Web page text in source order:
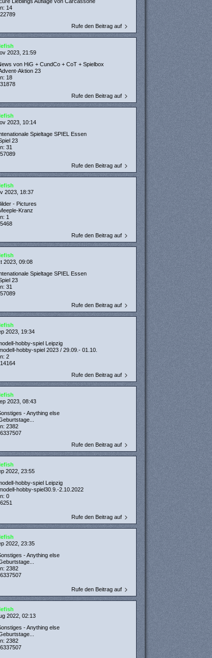
Eure Lieblings Auflage von Carcassone
14
22789
Rufe den Beitrag auf
2023, 21:59
von HiG + CundCo + CoT + Spielbox
Aktion 23
18
31878
Rufe den Beitrag auf
2023, 10:14
Spieltage SPIEL Essen
23
31
57089
Rufe den Beitrag auf
2023, 18:37
- Pictures
Kranz
1
5468
Rufe den Beitrag auf
2023, 09:08
Spieltage SPIEL Essen
23
31
57089
Rufe den Beitrag auf
2023, 19:34
hobby-spiel Leipzig
hobby-spiel 2023 / 29.09.- 01.10.
2
14164
Rufe den Beitrag auf
2023, 08:43
- Anything else
2382
6337507
Rufe den Beitrag auf
2022, 23:55
hobby-spiel Leipzig
hobby-spiel30.9.-2.10.2022
0
6251
Rufe den Beitrag auf
2022, 23:35
- Anything else
2382
6337507
Rufe den Beitrag auf
2022, 02:13
- Anything else
2382
6337507